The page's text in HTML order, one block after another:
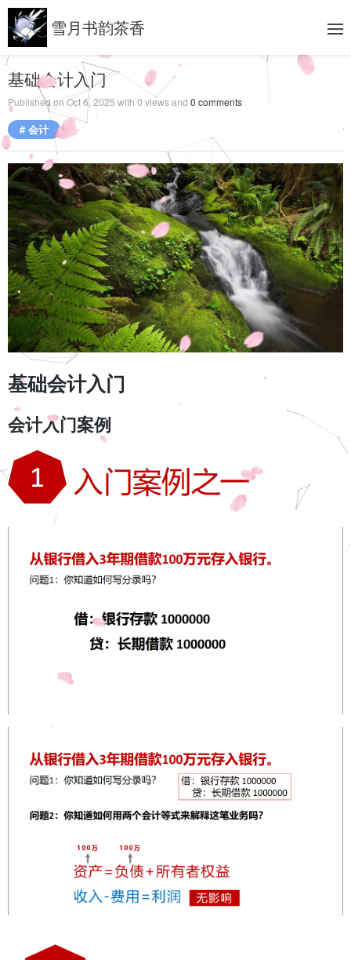
雪月书韵茶香
基础会计入门
Published on Oct 6, 2025 with 0 views and 0 comments
# 会计
基础会计入门
会计入门案例